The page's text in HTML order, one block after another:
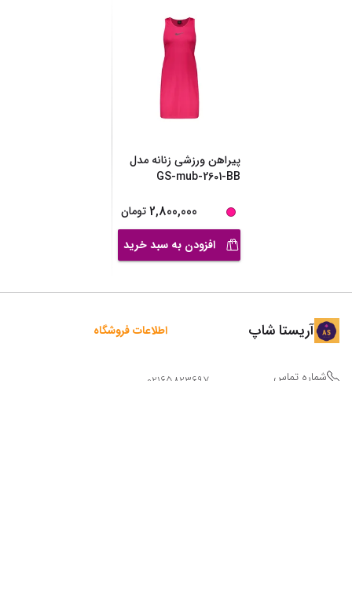
پیراهن ورزشی زنانه مدل
GS-mub-2601-BB
2,800,000تومان
افزودن به سبد خرید
آریستا شاپ اطلاعات فروشگاه
شماره تماس 02165823697